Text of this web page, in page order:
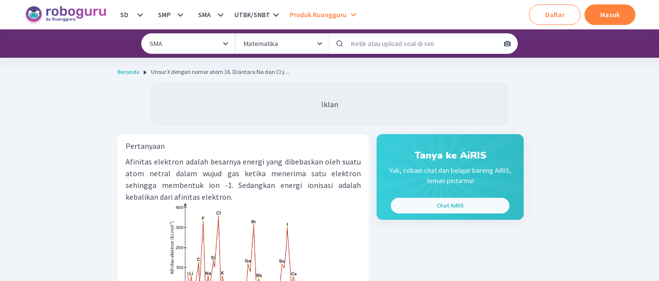
SD SMP SMA UTBK/SNBT Produk Ruangguru Daftar Masuk
Beranda Unsur X dengan nomor atom 16. Diantara Na dan Cl y...
Iklan
Pertanyaan
Afinitas elektron adalah besarnya energi yang dibebaskan oleh suatu
atom netral dalam wujud gas ketika menerima satu elektron
sehingga membentuk ion -1. Sedangkan energi ionisasi adalah
kebalikan dari afinitas elektron.
Tanya ke AiRIS
Yuk, cobain chat dan belajar bareng AiRIS,
teman pintarmu!
Chat AiRIS